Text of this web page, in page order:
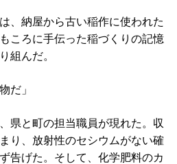
、納屋から古い稲作に使われた
ころに手伝った稲づくりの記憶
組んだ。
だ」
県と町の担当職員が現れた。収
り、放射性のセシウムがない確
告げた。そして、化学肥料のカ